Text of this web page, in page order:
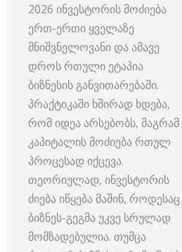
2026 ინვესტორის მოძიება
ერთ-ერთი ყველაზე
მნიშვნელოვანი და ამავე
დროს რთული ეტაპია
ბიზნესის განვითარებაში.
პრაქტიკაში ხშირად ხდება,
რომ იდეა არსებობს, მაგრამ
კაპიტალის მოძიება რთულ
პროცესად იქცევა.
თეორიულად, ინვესტორის
ძიება იწყება მაშინ, როდესაც
ბიზნეს-გეგმა უკვე სრულად
მომზადებულია. თუმცა